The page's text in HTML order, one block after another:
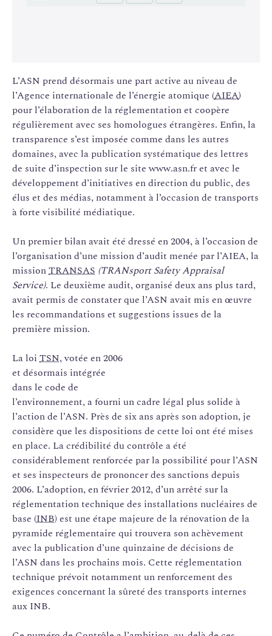
L’ASN prend désormais une part active au niveau de
l’Agence internationale de l’énergie atomique (AIEA)
pour l’élaboration de la réglementation et coopère
régulièrement avec ses homologues étrangères. Enfin, la
transparence s’est imposée comme dans les autres
domaines, avec la publication systématique des lettres
de suite d’inspection sur le site www.asn.fr et avec le
développement d’initiatives en direction du public, des
élus et des médias, notamment à l’occasion de transports
à forte visibilité médiatique.
Un premier bilan avait été dressé en 2004, à l’occasion de
l’organisation d’une mission d’audit menée par l’AIEA, la
missionTRANSAS (TRANsport Safety Appraisal
Service). Le deuxième audit, organisé deux ans plus tard,
avait permis de constater que l’ASN avait mis en œuvre
les recommandations et suggestions issues de la
première mission.
La loi TSN, votée en 2006
et désormais intégrée
dans le code de
l’environnement, a fourni un cadre légal plus solide à
l’action de l’ASN. Près de six ans après son adoption, je
considère que les dispositions de cette loi ont été mises
en place. La crédibilité du contrôle a été
considérablement renforcée par la possibilité pour l’ASN
et ses inspecteurs de prononcer des sanctions depuis
2006. L’adoption, en février 2012, d’un arrêté sur la
réglementation technique des installations nucléaires de
base (INB) est une étape majeure de la rénovation de la
pyramide réglementaire qui trouvera son achèvement
avec la publication d’une quinzaine de décisions de
l’ASN dans les prochains mois. Cette réglementation
technique prévoit notamment un renforcement des
exigences concernant la sûreté des transports internes
aux INB.